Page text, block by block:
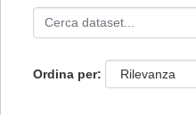
Ordina per